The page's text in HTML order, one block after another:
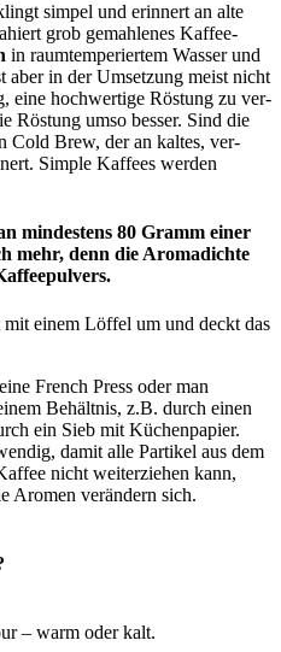
simpel und erinnert an alte
grob gemah­lenes Kaffee­
in raum­temperiertem Wasser und
in der Umsetz­ung meist nicht
eine hoch­wertige Röstung zu ver­
Röstung umso besser. Sind die
Cold Brew, der an kaltes, ver­
Simple Kaffees werden
min­destens 80 Gramm einer
mehr, denn die Aroma­dichte
einem Löffel um und deckt das
French Press oder man
Behältnis, z.B. durch einen
ein Sieb mit Küchen­papier.
damit alle Partikel aus dem
nicht weiter­ziehen kann,
Aromen verändern sich.
– warm oder kalt.